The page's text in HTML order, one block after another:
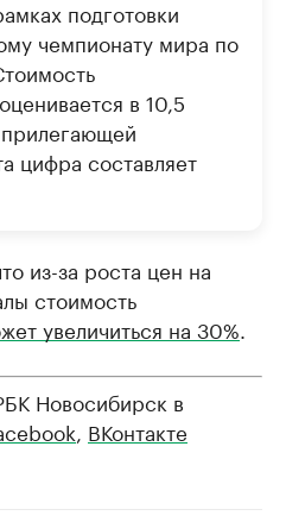
подготовки
чемпионату мира по
в 10,5
цифра составляет
из-за роста цен на
стоимость
увеличиться на 30%
Новосибирск в
ВКонтакте